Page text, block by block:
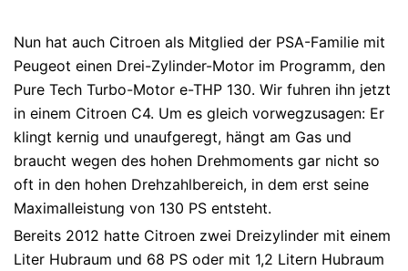
Nun hat auch Citroen als Mitglied der PSA-Familie mit
Peugeot einen Drei-Zylinder-Motor im Programm, den
Pure Tech Turbo-Motor e-THP 130. Wir fuhren ihn jetzt
in einem Citroen C4. Um es gleich vorwegzusagen: Er
klingt kernig und unaufgeregt, hängt am Gas und
braucht wegen des hohen Drehmoments gar nicht so
oft in den hohen Drehzahlbereich, in dem erst seine
Maximalleistung von 130 PS entsteht.
Bereits 2012 hatte Citroen zwei Dreizylinder mit einem
Liter Hubraum und 68 PS oder mit 1,2 Litern Hubraum